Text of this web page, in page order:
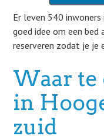
Er leven 540
goed idee om een
reserveren zodat je je
Waar te
in
zuid